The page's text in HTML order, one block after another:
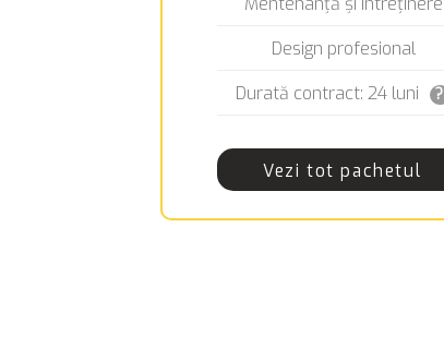
Design profesional
Durată contract: 24 luni
?
Vezi tot pachetul